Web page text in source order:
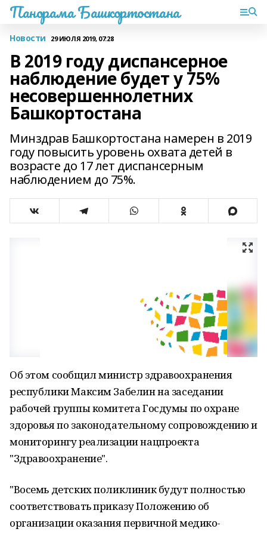
Панорама Башкортостана
Новости 29 ИЮЛЯ 2019, 07:28
В 2019 году диспансерное
наблюдение будет у 75%
несовершеннолетних
Башкортостана
Минздрав Башкортостана намерен в 2019
году повысить уровень охвата детей в
возрасте до 17 лет диспансерным
наблюдением до 75%.
Об этом сообщил министр здравоохранения
республики Максим Забелин на заседании
рабочей группы комитета Госдумы по охране
здоровья по законодательному сопровождению и
мониторингу реализации нацпроекта
"Здравоохранение".
"Восемь детских поликлиник будут полностью
соответствовать приказу Положению об
организации оказания первичной медико-